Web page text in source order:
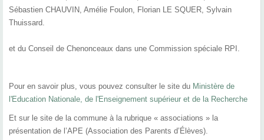
Sébastien CHAUVIN, Amélie Foulon, Florian LE SQUER, Sylvain
Thuissard.
et du Conseil de Chenonceaux dans une Commission spéciale RPI.
Pour en savoir plus, vous pouvez consulter le site du Ministère de
l'Education Nationale, de l'Enseignement supérieur et de la Recherche
Et sur le site de la commune à la rubrique « associations » la
présentation de l’APE (Association des Parents d’Élèves).